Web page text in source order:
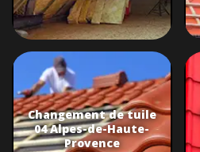
Changement de tuile
04 Alpes-de-Haute-
Provence